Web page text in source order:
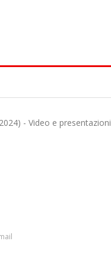
- Video e presentazioni